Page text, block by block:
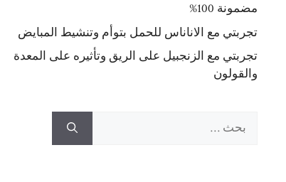
مضمونة 100%
تجربتي مع الاناناس للحمل بتوأم وتنشيط المبايض
تجربتي مع الزنجبيل على الريق وتأثيره على المعدة
والقولون
عن: